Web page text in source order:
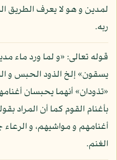
لمدين و هو لا يعرف الطريق
ربه.
قوله تعالى: «و لما ورد ماء
يسقون» إلخ الذود الحبس و
«تذودان» أنهما يحبسان
بأغنام القوم كما أن المراد
أغنامهم و مواشيهم، و
الغنم.